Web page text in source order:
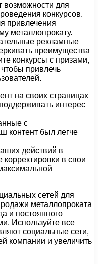
возможности для
конкурсов.
привлечения
металлопрокату.
рекламные
преимущества
конкурсы с призами,
привлечь
на своих страницах
интерес
с
контент был легче
действий в
корректировки в свои
сетей для
металлопроката
и постоянного
Используйте все
социальные сети,
компании и увеличить